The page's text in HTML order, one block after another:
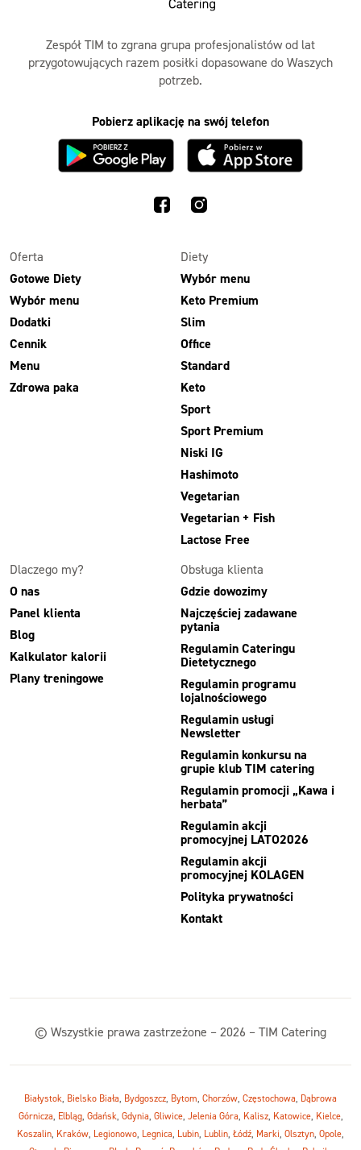
Zespół TIM to zgrana grupa profesjonalistów od lat
przygotowujących razem posiłki dopasowane do Waszych
potrzeb.
Pobierz aplikację na swój telefon
Oferta
Gotowe Diety
Wybór menu
Dodatki
Cennik
Menu
Zdrowa paka
Diety
Wybór menu
Keto Premium
Slim
Office
Standard
Keto
Sport
Sport Premium
Niski IG
Hashimoto
Vegetarian
Vegetarian + Fish
Lactose Free
Dlaczego my?
O nas
Panel klienta
Blog
Kalkulator kalorii
Plany treningowe
Obsługa klienta
Gdzie dowozimy
Najczęściej zadawane
pytania
Regulamin Cateringu
Dietetycznego
Regulamin programu
lojalnościowego
Regulamin usługi
Newsletter
Regulamin konkursu na
grupie klub TIM catering
Regulamin promocji „Kawa i
herbata”
Regulamin akcji
promocyjnej LATO2026
Regulamin akcji
promocyjnej KOLAGEN
Polityka prywatności
Kontakt
© Wszystkie prawa zastrzeżone – 2026 – TIM Catering
Białystok, Bielsko Biała, Bydgoszcz, Bytom, Chorzów, Częstochowa, Dąbrowa
Górnicza, Elbląg, Gdańsk, Gdynia, Gliwice, Jelenia Góra, Kalisz, Katowice, Kielce,
Koszalin, Kraków, Legionowo, Legnica, Lubin, Lublin, Łódź, Marki, Olsztyn, Opole,